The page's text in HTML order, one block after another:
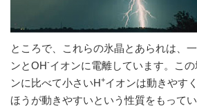
ところで、これらの氷晶とあられは、
ンとOH-イオンに電離しています。こ
ンに比べて小さいH+イオンは動きやす
ほうが動きやすいという性質をもって